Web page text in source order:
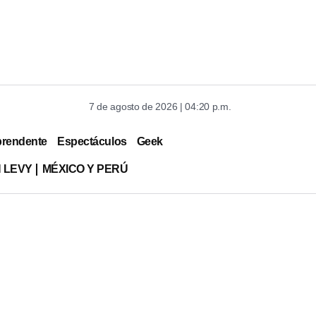
7 de agosto de 2026 | 04:20 p.m.
Espectáculos Geek
LEVY MÉXICO Y PERÚ